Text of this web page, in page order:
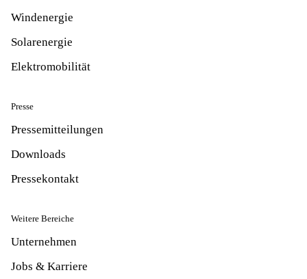
Windenergie
Solarenergie
Elektromobilität
Presse
Pressemitteilungen
Downloads
Pressekontakt
Weitere Bereiche
Unternehmen
Jobs & Karriere